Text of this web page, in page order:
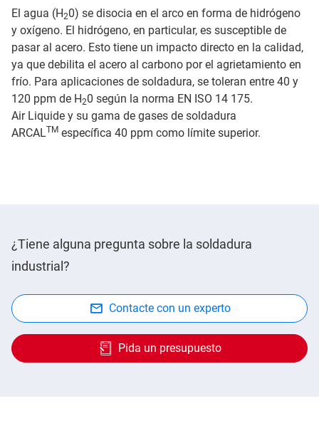
El agua (H20) se disocia en el arco en forma de hidrógeno
y oxígeno. El hidrógeno, en particular, es susceptible de
pasar al acero. Esto tiene un impacto directo en la calidad,
ya que debilita el acero al carbono por el agrietamiento en
frío. Para aplicaciones de soldadura, se toleran entre 40 y
120 ppm de H20 según la norma EN ISO 14 175.
Air Liquide y su gama de gases de soldadura
ARCALTM específica 40 ppm como límite superior.
¿Tiene alguna pregunta sobre la soldadura
industrial?
Contacte con un experto
Pida un presupuesto